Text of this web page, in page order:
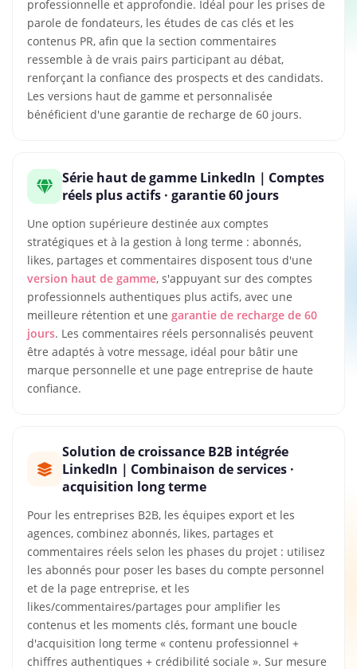
professionnelle et approfondie. Idéal pour les prises de
parole de fondateurs, les études de cas clés et les
contenus PR, afin que la section commentaires
ressemble à de vrais pairs participant au débat,
renforçant la confiance des prospects et des candidats.
Les versions haut de gamme et personnalisée
bénéficient d'une garantie de recharge de 60 jours.
Série haut de gamme LinkedIn｜Comptes
réels plus actifs · garantie 60 jours
Une option supérieure destinée aux comptes
stratégiques et à la gestion à long terme : abonnés,
likes, partages et commentaires disposent tous d'une
version haut de gamme, s'appuyant sur des comptes
professionnels authentiques plus actifs, avec une
meilleure rétention et une garantie de recharge de 60
jours. Les commentaires réels personnalisés peuvent
être adaptés à votre message, idéal pour bâtir une
marque personnelle et une page entreprise de haute
confiance.
Solution de croissance B2B intégrée
LinkedIn｜Combinaison de services ·
acquisition long terme
Pour les entreprises B2B, les équipes export et les
agences, combinez abonnés, likes, partages et
commentaires réels selon les phases du projet : utilisez
les abonnés pour poser les bases du compte personnel
et de la page entreprise, et les
likes/commentaires/partages pour amplifier les
contenus et les moments clés, formant une boucle
d'acquisition long terme « contenu professionnel +
chiffres authentiques + crédibilité sociale ». Sur mesure